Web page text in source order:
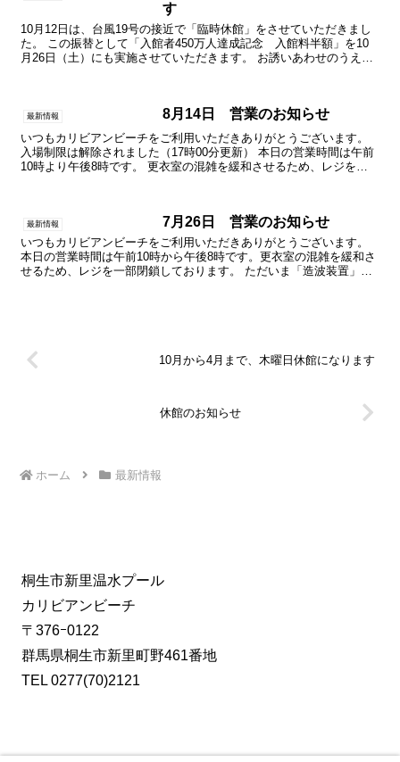
す
10月12日は、台風19号の接近で「臨時休館」をさせていただきまし
た。 この振替として「入館者450万人達成記念 入館料半額」を10
月26日（土）にも実施させていただきます。 お誘いあわせのうえ、
最新情報 8月14日 営業のお知らせ
いつもカリビアンビーチをご利用いただきありがとうございます。
入場制限は解除されました（17時00分更新） 本日の営業時間は午前
10時より午後8時です。 更衣室の混雑を緩和させるため、レジを一
最新情報 7月26日 営業のお知らせ
いつもカリビアンビーチをご利用いただきありがとうございます。
本日の営業時間は午前10時から午後8時です。更衣室の混雑を緩和さ
せるため、レジを一部閉鎖しております。 ただいま「造波装置」故
10月から4月まで、木曜日休館になります
休館のお知らせ
ホーム 最新情報
桐生市新里温水プール
カリビアンビーチ
〒376ｰ0122
群馬県桐生市新里町野461番地
TEL 0277(70)2121